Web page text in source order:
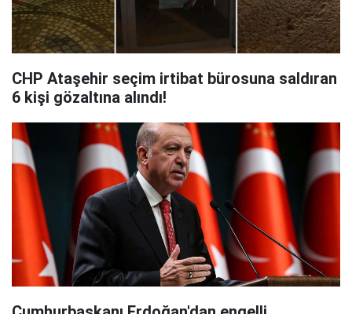
CHP Ataşehir seçim irtibat bürosuna saldıran
6 kişi gözaltına alındı!